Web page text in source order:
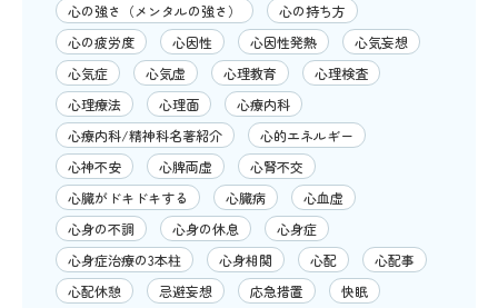
心の強さ（メンタルの強さ）
心の持ち方
心の疲労度
心因性 心因性発熱
心気妄想
心気症
心気虚 心理教育
心理検査
心理療法
心理面
心療内科
心療内科/精神科名著紹介
心的エネルギー
心神不安
心脾両虚
心腎不交
心臓がドキドキする
心臓病
心血虚
心身の不調
心身の休息
心身症
心身症治療の3本柱
心身相関 心配
心配事
心配休憩
忌避妄想 応急措置
快眠